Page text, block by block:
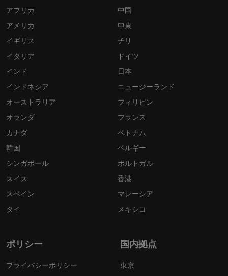
アフリカ
アメリカ
イギリス
イタリア
インド
インドネシア
オーストラリア
オランダ
カナダ
韓国
シンガポール
スイス
スペイン
タイ
中国
中東
チリ
ドイツ
日本
ニュージーランド
フィリピン
フランス
ベトナム
ベルギー
ポルトガル
香港
マレーシア
メキシコ
ポリシー
プライバシーポリシー
国内拠点
東京